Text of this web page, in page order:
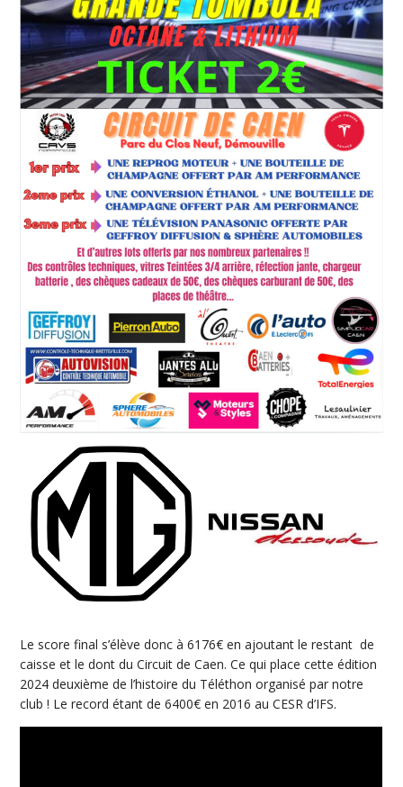
Le score final s’élève donc à 6176€ en ajoutant le restant de
caisse et le dont du Circuit de Caen. Ce qui place cette édition
2024 deuxième de l’histoire du Téléthon organisé par notre
club ! Le record étant de 6400€ en 2016 au CESR d’IFS.